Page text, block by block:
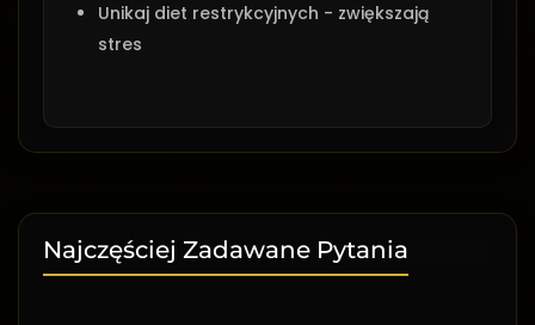
Unikaj diet restrykcyjnych - zwiększają
stres
Najczęściej Zadawane Pytania